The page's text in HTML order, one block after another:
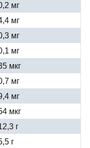
мг
мг
мг
мг
мкг
мг
мг
мкг
г
г